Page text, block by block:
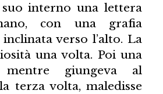
suo interno una lettera
con una grafia
verso l’alto. La
una volta. Poi una
giungeva al
terza volta, maledisse